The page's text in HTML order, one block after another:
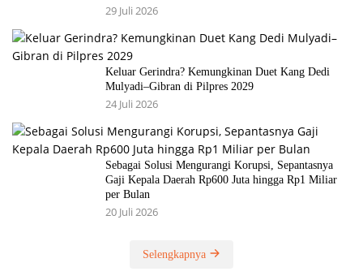
29 Juli 2026
Keluar Gerindra? Kemungkinan Duet Kang Dedi
Mulyadi–Gibran di Pilpres 2029
24 Juli 2026
Sebagai Solusi Mengurangi Korupsi, Sepantasnya
Gaji Kepala Daerah Rp600 Juta hingga Rp1 Miliar
per Bulan
20 Juli 2026
Selengkapnya